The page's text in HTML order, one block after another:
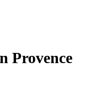
Provence